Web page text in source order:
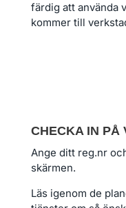
färdig att använda
kommer till
CHECKA IN PÅ
Ange ditt reg.nr
skärmen.
Läs igenom de